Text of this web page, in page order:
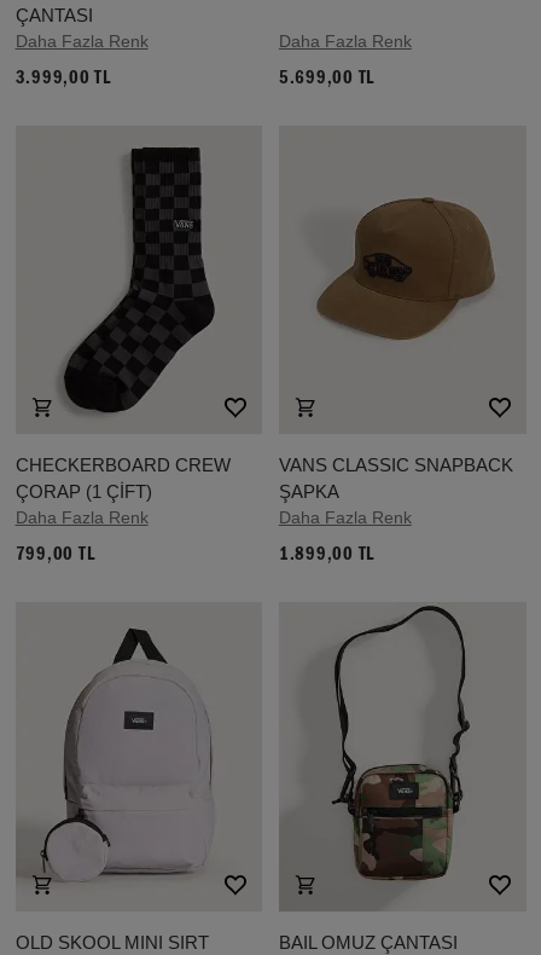
ÇANTASI
Daha Fazla Renk
3.999,00 TL
Daha Fazla Renk
5.699,00 TL
CHECKERBOARD CREW
ÇORAP (1 ÇİFT)
Daha Fazla Renk
799,00 TL
VANS CLASSIC SNAPBACK
ŞAPKA
Daha Fazla Renk
1.899,00 TL
OLD SKOOL MINI SIRT
BAIL OMUZ ÇANTASI